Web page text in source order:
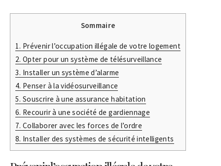
Sommaire
1. Prévenir l’occupation illégale de votre logement
2. Opter pour un système de télésurveillance
3. Installer un système d’alarme
4. Penser à la vidéosurveillance
5. Souscrire à une assurance habitation
6. Recourir à une société de gardiennage
7. Collaborer avec les forces de l’ordre
8. Installer des systèmes de sécurité intelligents